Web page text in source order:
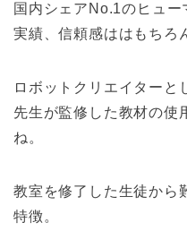
国内シェアNo.1のヒュ
実績、信頼感ははもちろ
ロボットクリエイターと
先生が監修した教材の使
ね。
教室を修了した生徒から
特徴。